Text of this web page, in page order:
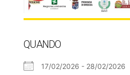
QUANDO
17/02/2026 - 28/02/2026